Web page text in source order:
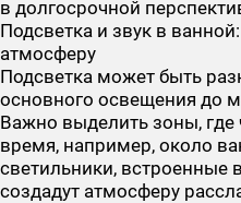
в долгосрочной
Подсветка и звук в
атмосферу
Подсветка может быть
основного освещения до
Важно выделить зоны,
время, например, около
светильники, встроенные
создадут атмосферу